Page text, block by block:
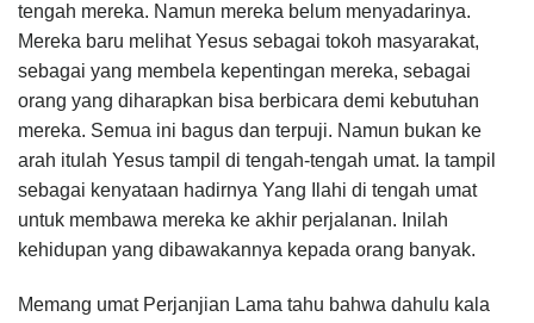
tengah mereka. Namun mereka belum menyadarinya.
Mereka baru melihat Yesus sebagai tokoh masyarakat,
sebagai yang membela kepentingan mereka, sebagai
orang yang diharapkan bisa berbicara demi kebutuhan
mereka. Semua ini bagus dan terpuji. Namun bukan ke
arah itulah Yesus tampil di tengah-tengah umat. Ia tampil
sebagai kenyataan hadirnya Yang Ilahi di tengah umat
untuk membawa mereka ke akhir perjalanan. Inilah
kehidupan yang dibawakannya kepada orang banyak.
Memang umat Perjanjian Lama tahu bahwa dahulu kala